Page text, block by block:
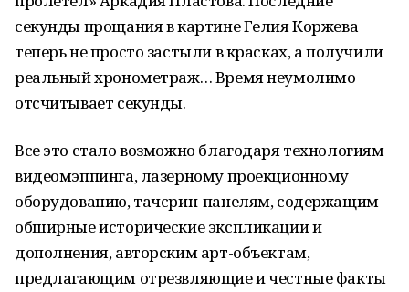
секунды прощания в картине Гелия Коржева
теперь не просто застыли в красках, а получили
реальный хронометраж… Время неумолимо
отсчитывает секунды.
Все это стало возможно благодаря технологиям
видеомэппинга, лазерному проекционному
оборудованию, тачсрин-панелям, содержащим
обширные исторические экспликации и
дополнения, авторским арт-объектам,
предлагающим отрезвляющие и честные факты